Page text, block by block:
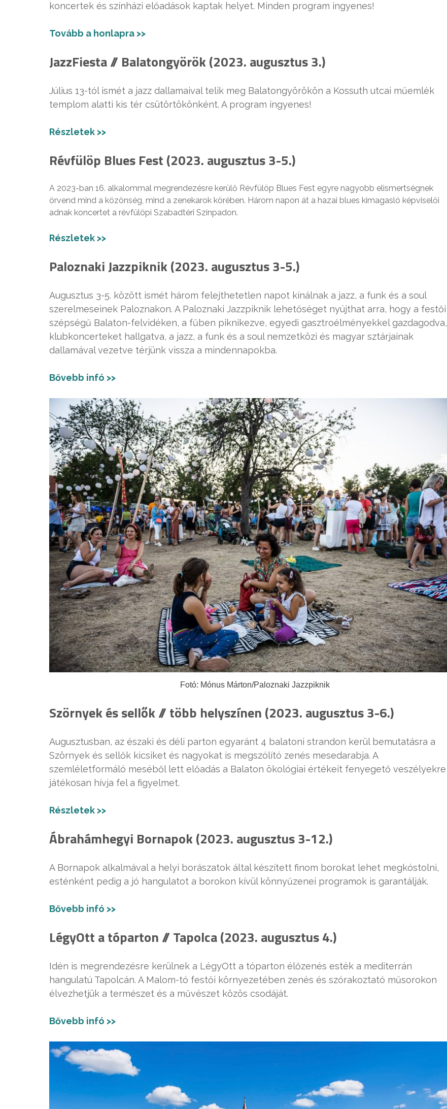
koncertek és színházi előadások kaptak helyet. Minden program ingyenes!
Tovább a honlapra >>
JazzFiesta // Balatongyörök (2023. augusztus 3.)
Július 13-tól ismét a jazz dallamaival telik meg Balatongyörökön a Kossuth utcai műemlék
templom alatti kis tér csütörtökönként. A program ingyenes!
Részletek >>
Révfülöp Blues Fest (2023. augusztus 3-5.)
A 2023-ban 16. alkalommal megrendezésre kerülő Révfülöp Blues Fest egyre nagyobb elismertségnek
örvend mind a közönség, mind a zenekarok körében. Három napon át a hazai blues kimagasló képviselői
adnak koncertet a révfülöpi Szabadtéri Színpadon.
Részletek >>
Paloznaki Jazzpiknik (2023. augusztus 3-5.)
Augusztus 3-5. között ismét három felejthetetlen napot kínálnak a jazz, a funk és a soul
szerelmeseinek Paloznakon. A Paloznaki Jazzpiknik lehetőséget nyújthat arra, hogy a festői
szépségű Balaton-felvidéken, a fűben piknikezve, egyedi gasztroélményekkel gazdagodva,
klubkoncerteket hallgatva, a jazz, a funk és a soul nemzetközi és magyar sztárjainak
dallamával vezetve térjünk vissza a mindennapokba.
Bővebb infó >>
Fotó: Mónus Márton/Paloznaki Jazzpiknik
Szörnyek és sellők // több helyszínen (2023. augusztus 3-6.)
Augusztusban, az északi és déli parton egyaránt 4 balatoni strandon kerül bemutatásra a
Szörnyek és sellők kicsiket és nagyokat is megszólító zenés mesedarabja. A
szemléletformáló meséből lett előadás a Balaton ökológiai értékeit fenyegető veszélyekre
játékosan hívja fel a figyelmet.
Részletek >>
Ábrahámhegyi Bornapok (2023. augusztus 3-12.)
A Bornapok alkalmával a helyi borászatok által készített finom borokat lehet megkóstolni,
esténként pedig a jó hangulatot a borokon kívül könnyűzenei programok is garantálják.
Bővebb infó >>
LégyOtt a tóparton // Tapolca (2023. augusztus 4.)
Idén is megrendezésre kerülnek a LégyOtt a tóparton élőzenés esték a mediterrán
hangulatú Tapolcán. A Malom-tó festői környezetében zenés és szórakoztató műsorokon
élvezhetjük a természet és a művészet közös csodáját.
Bővebb infó >>